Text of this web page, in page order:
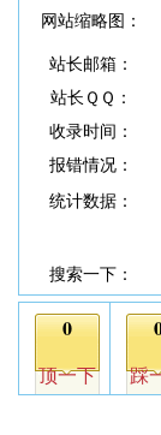
网站缩略图：
站长邮箱：
站长ＱＱ：
收录时间：
报错情况：
统计数据：
搜索一下：